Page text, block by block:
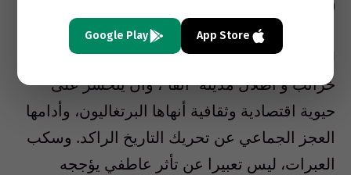
(-احمد بوشرب-مغاربة في البرتغال-ص.46) .
لم يملك الحسن الوزان إلا سكب العبرات أمام
خرائب و أطلال مدينة “أنفا”، وأن يتحسر على
حيوية اقتصادية وثقافية أنهاها البرتغاليون، وأدامها
العجز الجماعي عن تحريك التاريخ الراكد. وسكب
العبرات، ليس تعبيرا عن تأثر عاطفي يؤججه
App Store
Google Play